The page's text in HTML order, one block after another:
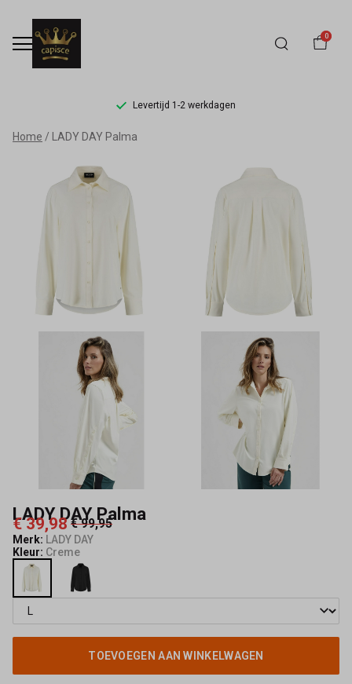
0
Levertijd 1-2 werkdagen
LADY
DAY
Palma
Capisce
Mode
Home LADY DAY Palma
LADY DAY Palma
€ 39,98 € 99,95
Merk: LADY DAY
Kleur: Creme
TOEVOEGEN AAN WINKELWAGEN